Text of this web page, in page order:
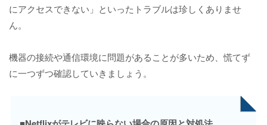
にアクセスできない」といったトラブルは珍しくありませ
ん。
機器の接続や通信環境に問題があることが多いため、慌てず
に一つずつ確認していきましょう。